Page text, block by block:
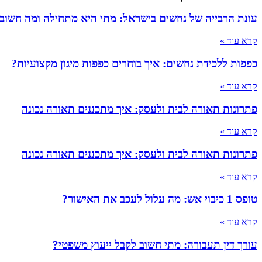
עונת הרבייה של נחשים בישראל: מתי היא מתחילה ומה
קרא עוד »
כפפות ללכידת נחשים: איך בוחרים כפפות מיגון מקצועיות?
קרא עוד »
פתרונות תאורה לבית ולעסק: איך מתכננים תאורה נכונה
קרא עוד »
פתרונות תאורה לבית ולעסק: איך מתכננים תאורה נכונה
קרא עוד »
טופס 1 כיבוי אש: מה עלול לעכב את האישור?
קרא עוד »
עורך דין תעבורה: מתי חשוב לקבל ייעוץ משפטי?